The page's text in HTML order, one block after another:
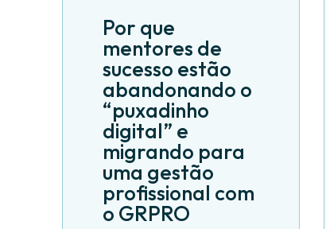
Por que
mentores de
sucesso estão
abandonando o
“puxadinho
digital” e
migrando para
uma gestão
profissional com
o GRPRO